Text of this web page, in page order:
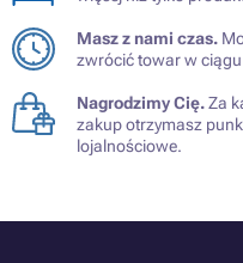
Masz z nami czas.
zwrócić towar w
Nagrodzimy Cię.Za
zakup otrzymasz
lojalnościowe.